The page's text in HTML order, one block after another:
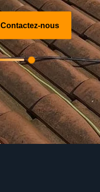
Contactez-nous